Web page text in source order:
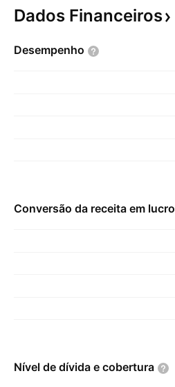
Dados Financeiros
Desempenho
Conversão da receita em lucro
Nível de dívida e cobertura